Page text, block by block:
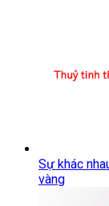
Sự khác
vàng